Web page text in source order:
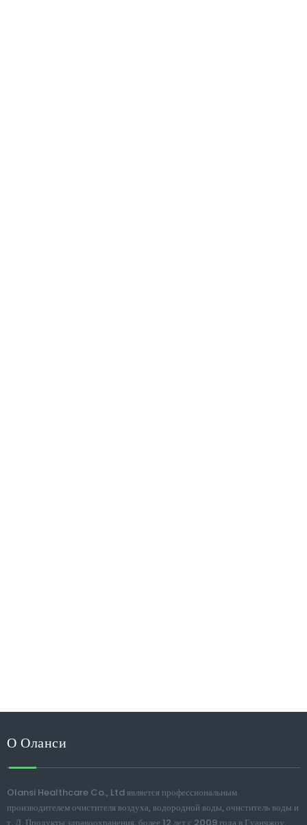
О Оланси
Olansi Healthcare Co., Ltd является профессиональным
производителем очистителя воздуха, водородной воды, очиститель воды и